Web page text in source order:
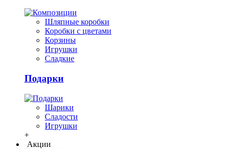
Шляпные коробки
Коробки с цветами
Корзины
Игрушки
Сладкие
Подарки
Шарики
Сладости
Игрушки
+
Акции